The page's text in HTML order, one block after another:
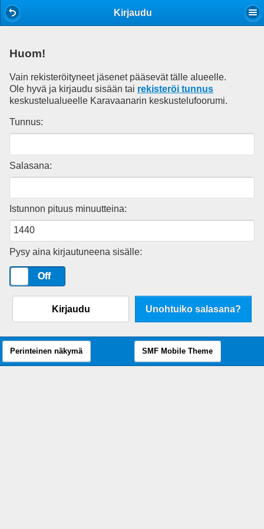
Kirjaudu
Huom!
Vain rekisteröityneet jäsenet pääsevät tälle alueelle.
Ole hyvä ja kirjaudu sisään tai rekisteröi tunnus
keskustelualueelle Karavaanarin keskustelufoorumi.
Tunnus:
Salasana:
Istunnon pituus minuutteina:
Pysy aina kirjautuneena sisälle:
Off
Kirjaudu Unohtuiko salasana?
Perinteinen näkymä SMF Mobile Theme